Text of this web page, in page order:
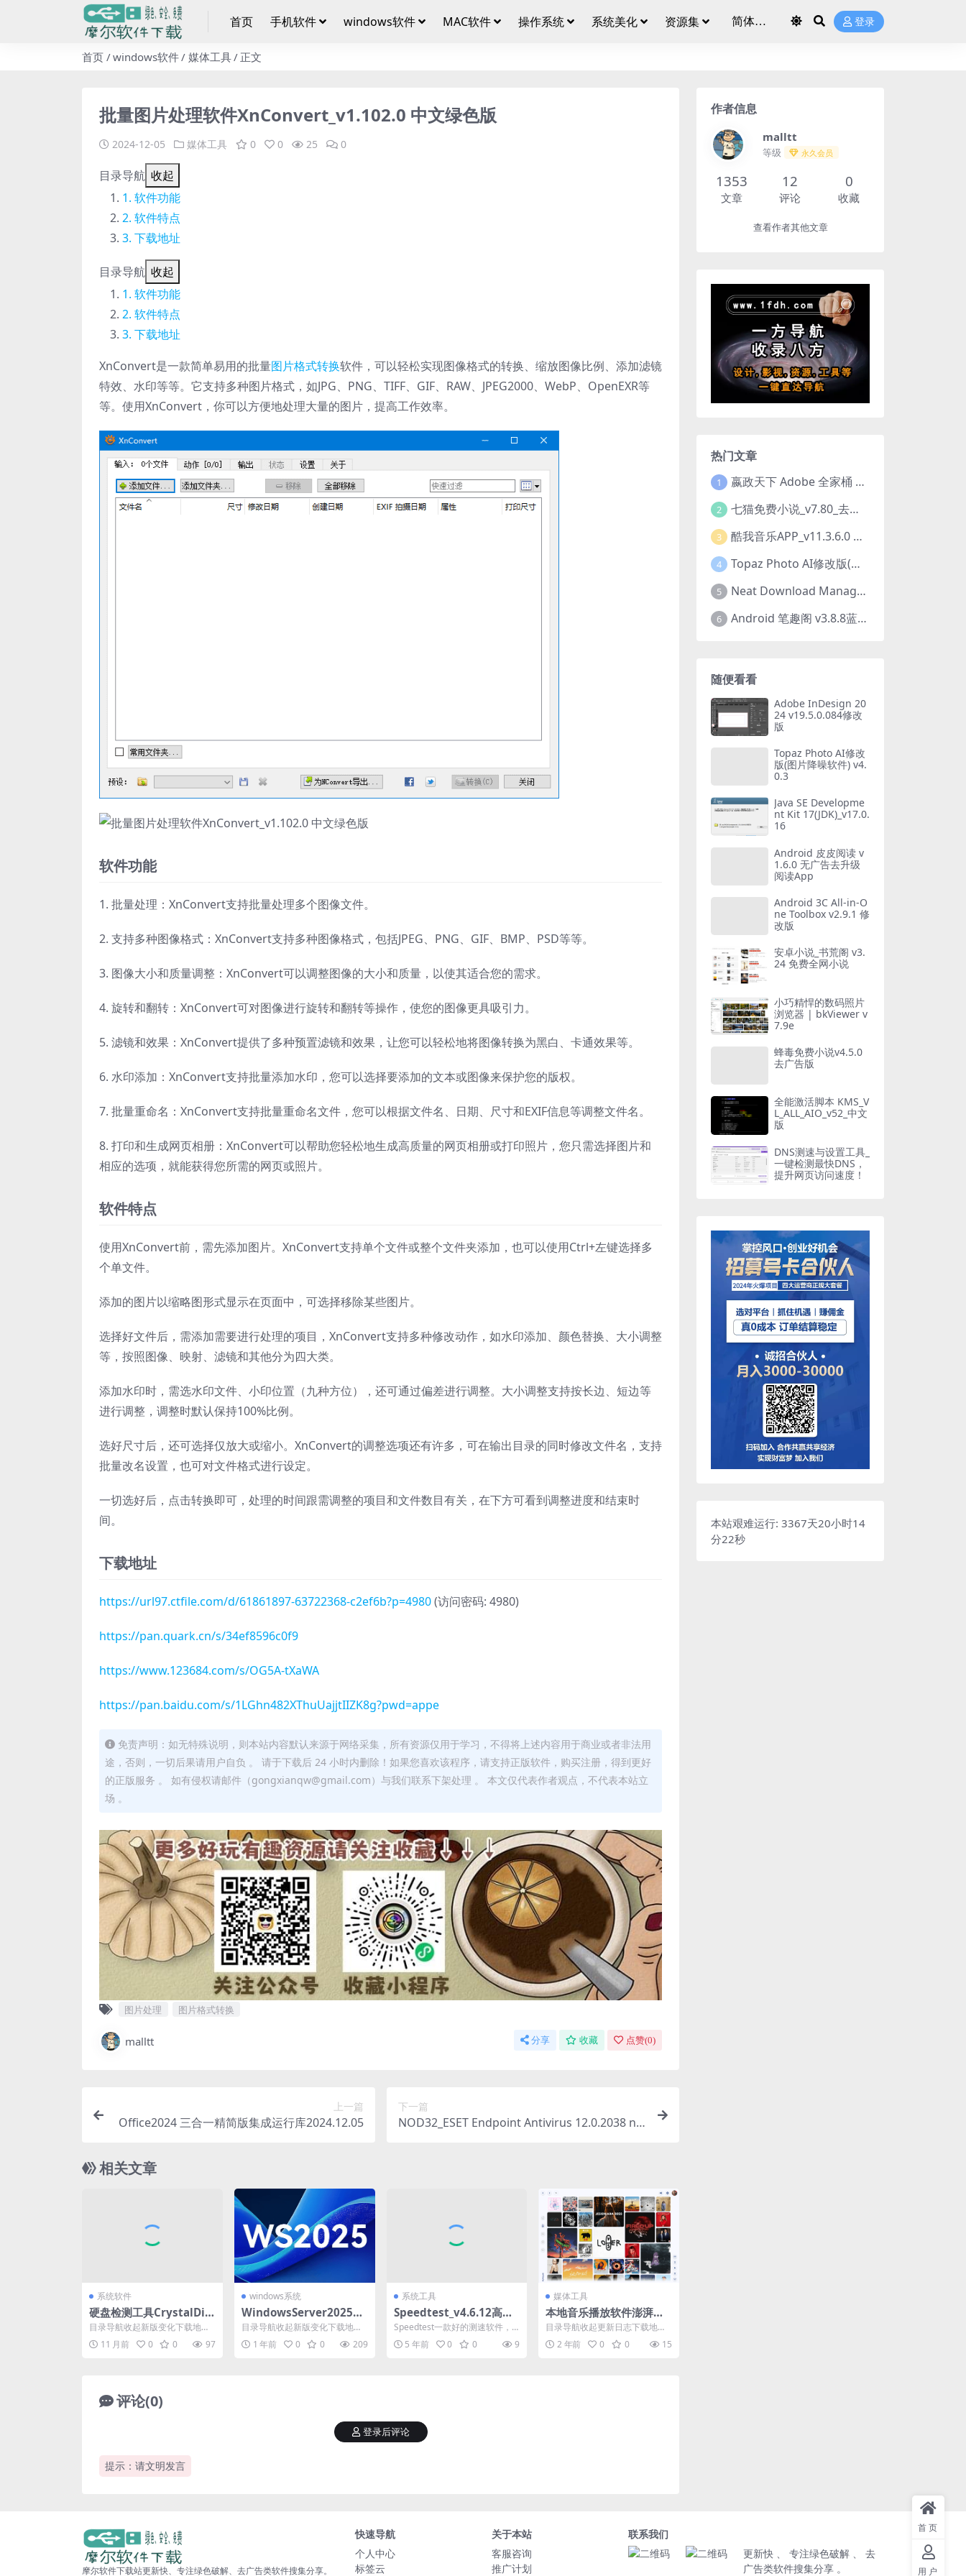
首页 手机软件 windows软件 MAC软件 操作系统 系统美化 资源集 登录
首页 windows软件 媒体工具 正文
批量图片处理软件XnConvert_v1.102.0 中文绿色版
2024-12-05 媒体工具 0 0 25 0
目录导航 收起
软件功能
软件特点
下载地址
目录导航 收起
软件功能
软件特点
下载地址
XnConvert是一款简单易用的批量图片格式转换软件，可以轻松实现图像格式的转换、缩放图像比例、添加滤镜
特效、水印等等。它支持多种图片格式，如JPG、PNG、TIFF、GIF、RAW、JPEG2000、WebP、OpenEXR等
等。使用XnConvert，你可以方便地处理大量的图片，提高工作效率。
软件功能
1. 批量处理：XnConvert支持批量处理多个图像文件。
2. 支持多种图像格式：XnConvert支持多种图像格式，包括JPEG、PNG、GIF、BMP、PSD等等。
3. 图像大小和质量调整：XnConvert可以调整图像的大小和质量，以使其适合您的需求。
4. 旋转和翻转：XnConvert可对图像进行旋转和翻转等操作，使您的图像更具吸引力。
5. 滤镜和效果：XnConvert提供了多种预置滤镜和效果，让您可以轻松地将图像转换为黑白、卡通效果等。
6. 水印添加：XnConvert支持批量添加水印，您可以选择要添加的文本或图像来保护您的版权。
7. 批量重命名：XnConvert支持批量重命名文件，您可以根据文件名、日期、尺寸和EXIF信息等调整文件名。
8. 打印和生成网页相册：XnConvert可以帮助您轻松地生成高质量的网页相册或打印照片，您只需选择图片和
相应的选项，就能获得您所需的网页或照片。
软件特点
使用XnConvert前，需先添加图片。XnConvert支持单个文件或整个文件夹添加，也可以使用Ctrl+左键选择多
个单文件。
添加的图片以缩略图形式显示在页面中，可选择移除某些图片。
选择好文件后，需添加需要进行处理的项目，XnConvert支持多种修改动作，如水印添加、颜色替换、大小调整
等，按照图像、映射、滤镜和其他分为四大类。
添加水印时，需选水印文件、小印位置（九种方位），还可通过偏差进行调整。大小调整支持按长边、短边等
进行调整，调整时默认保持100%比例。
选好尺寸后，还可选择仅放大或缩小。XnConvert的调整选项还有许多，可在输出目录的同时修改文件名，支持
批量改名设置，也可对文件格式进行设定。
一切选好后，点击转换即可，处理的时间跟需调整的项目和文件数目有关，在下方可看到调整进度和结束时
间。
下载地址
https://url97.ctfile.com/d/61861897-63722368-c2ef6b?p=4980(访问密码: 4980)
https://pan.quark.cn/s/34ef8596c0f9
https://www.123684.com/s/OG5A-tXaWA
https://pan.baidu.com/s/1LGhn482XThuUajjtIIZK8g?pwd=appe
免责声明：如无特殊说明，则本站内容默认来源于网络采集，所有资源仅用于学习，不得将上述内容用于商业或者非法用
途，否则，一切后果请用户自负 。 请于下载后 24 小时内删除！如果您喜欢该程序，请支持正版软件，购买注册，得到更好
的正版服务 。 如有侵权请邮件（gongxianqw@gmail.com）与我们联系下架处理 。 本文仅代表作者观点，不代表本站立
场 。
图片处理 图片格式转换
malltt 分享 收藏 点赞(0)
上一篇
Office2024 三合一精简版集成运行库2024.12.05
下一篇
NOD32_ESET Endpoint Antivirus 12.0.2038 no
相关文章
系统软件
硬盘检测工具CrystalDis
kInfo v9.7.2
目录导航收起新版变化下载地址
目录导航收起新版变化下载地址
CrystalDiskI...
11 月前 0 0 97
windows系统
WindowsServer2025官
方正式版25年07月版
目录导航收起新版变化下载地址
目录导航收起新版变化下载地址
微软Win11服务器版W...
1 年前 0 0 209
系统工具
Speedtest_v4.6.12高级
安卓版
Speedtest一款好的测速软件，
要的是服务器要跟上，如果服务
器不好，测速就不...
5 年前 0 0 9
媒体工具
本地音乐播放软件澎湃音
乐1.7.0
目录导航收起更新日志下载地址
目录导航收起更新日志下载地址
高颜值免费本地音乐播放器...
2 年前 0 0 15
评论(0)
提示：请文明发言
登录后评论
作者信息
malltt
等级 永久会员
1353
文章
12
评论
0
收藏
查看作者其他文章
热门文章
1 嬴政天下 Adobe 全家桶 2020.2021.2022.2023.2024.2025大师版（2025年08月版 ）
2 七猫免费小说_v7.80_去除广告解锁VIP会员版
3 酷我音乐APP_v11.3.6.0 去广告修改豪华VIP版
4 Topaz Photo AI修改版(图片降噪软件) v4.0.3
5 Neat Download Manager 1.4.10中文版NDM下载器简称NDM
6 Android 笔趣阁 v3.8.8蓝色/1.0.6 /2.7.7去广告完美版
随便看看
Adobe InDesign 20
24 v19.5.0.084修改
版
Topaz Photo AI修改
版(图片降噪软件) v4.
0.3
Java SE Developme
nt Kit 17(JDK)_v17.0.
16
Android 皮皮阅读 v
1.6.0 无广告去升级
阅读App
Android 3C All-in-O
ne Toolbox v2.9.1 修
改版
安卓小说_书荒阁 v3.
24 免费全网小说
小巧精悍的数码照片
浏览器 | bkViewer v
7.9e
蜂毒免费小说v4.5.0
去广告版
全能激活脚本 KMS_V
L_ALL_AIO_v52_中文
版
DNS测速与设置工具_
一键检测最快DNS，
提升网页访问速度！
本站艰难运行: 3367天20小时14
分23秒
摩尔软件下载站更新快、专注绿色破解、去广告类软件搜集分享。
快速导航
个人中心
标签云
关于本站
客服咨询
推广计划
联系我们
更新快 、 专注绿色破解 、 去
广告类软件搜集分享 。
首页
用户